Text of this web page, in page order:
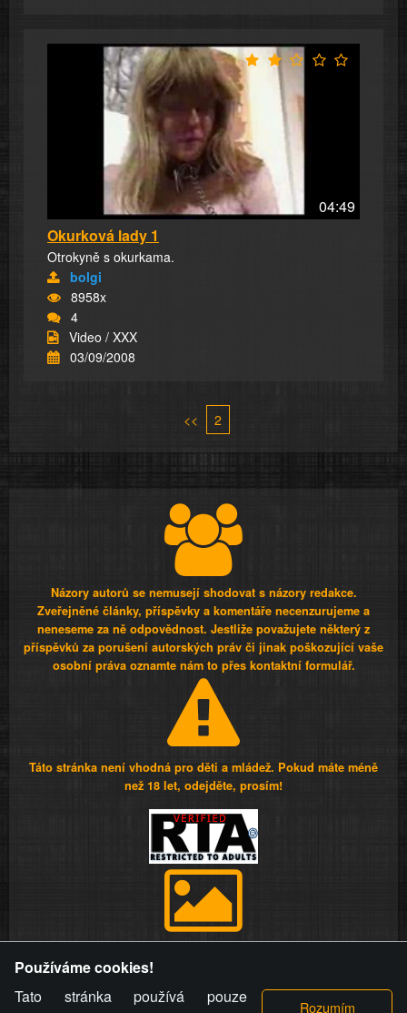
04:49
Okurková lady 1
Otrokyně s okurkama.
bolgi
8958x
4
Video / XXX
03/09/2008
<< 2
Názory autorů se nemusejí shodovat s názory redakce.
Zveřejněné články, příspěvky a komentáře necenzurujeme a
neneseme za ně odpovědnost. Jestliže považujete některý z
příspěvků za porušení autorských práv či jinak poškozující vaše
osobní práva oznamte nám to přes kontaktní formulář.
Táto stránka není vhodná pro děti a mládež. Pokud máte méně
než 18 let, odejděte, prosím!
videa a komentáře. Osoba, které se toto opatření provozovatele
stránky týče, ani osoba, která umístila fotografii nebo video na
stránku, nemůže z důvodu odstranění fotografie, videa nebo
Používáme cookies!
Tato stránka používá pouze